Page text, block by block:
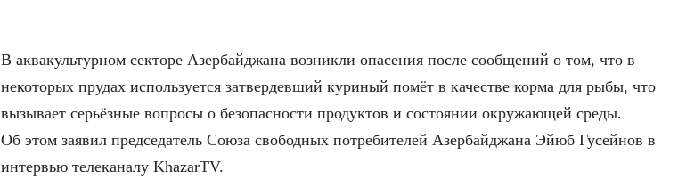
В аквакультурном секторе Азербайджана возникли опасения после сообщений о том, что в
некоторых прудах используется затвердевший куриный помёт в качестве корма для рыбы, что
вызывает серьёзные вопросы о безопасности продуктов и состоянии окружающей среды.
Об этом заявил председатель Союза свободных потребителей Азербайджана Эйюб Гусейнов в
интервью телеканалу KhazarTV.